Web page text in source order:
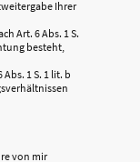
Ihrer
Art. 6 Abs. 1 S.
besteht,
1 S. 1 lit. b
von mir